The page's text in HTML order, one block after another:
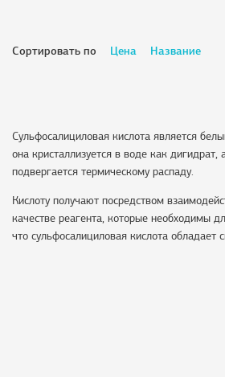
Сортировать по Цена Название
Сульфосалициловая кислота является
она кристаллизуется в воде как
подвергается термическому распаду.
Кислоту получают посредством
качестве реагента, которые необходимы
что сульфосалициловая кислота обладает